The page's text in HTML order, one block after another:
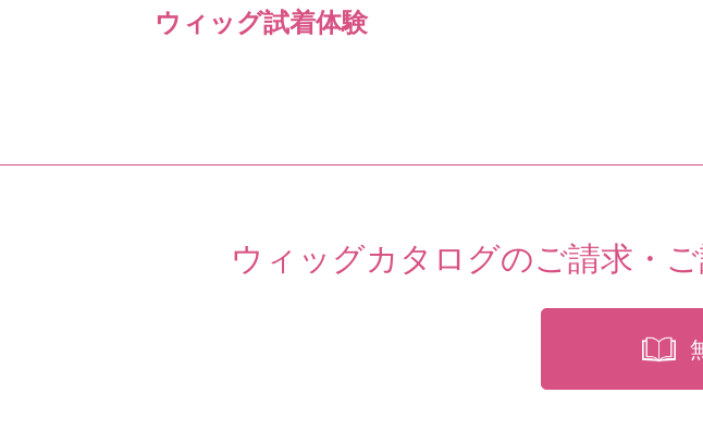
ウィッグ試着体験
ウィッグカタログのご請求・